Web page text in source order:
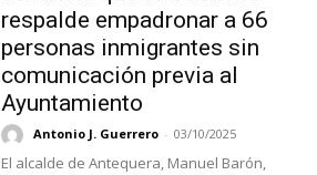
respalde empadronar a 66
personas inmigrantes sin
comunicación previa al
Ayuntamiento
Antonio J. Guerrero - 03/10/2025
El alcalde de Antequera, Manuel Barón,